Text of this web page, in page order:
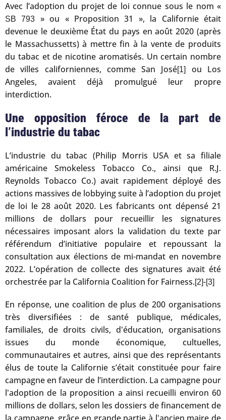
Avec l’adoption du projet de loi connue sous le nom «
SB 793
» ou « Proposition 31 », la Californie était
devenue le deuxième État du pays en août 2020 (après
le Massachussetts) à mettre fin à la vente de produits
du tabac et de nicotine aromatisés. Un certain nombre
de villes californiennes, comme San José[1]
ou Los
Angeles, avaient déjà promulgué leur propre
interdiction.
Une opposition féroce de la part de
l’industrie du tabac
L’industrie du tabac (Philip Morris USA et sa filiale
américaine Smokeless Tobacco Co., ainsi que R.J.
Reynolds Tobacco Co.) avait rapidement déployé des
actions massives de lobbying suite à l’adoption du projet
de loi le 28 août 2020. Les fabricants ont dépensé 21
millions de dollars pour recueillir les signatures
nécessaires imposant alors la validation du texte par
référendum d’initiative populaire et repoussant la
consultation aux élections de mi-mandat en novembre
2022. L’opération de collecte des signatures avait été
orchestrée par la California Coalition for Fairness.[2]-[3]
En réponse, une coalition de plus de 200 organisations
très diversifiées : de santé publique, médicales,
familiales, de droits civils, d'éducation, organisations
issues du monde économique, cultuelles,
communautaires et autres, ainsi que des représentants
élus de toute la Californie s’était constituée pour faire
campagne en faveur de l’interdiction. La campagne pour
l'adoption de la proposition a ainsi recueilli environ 60
millions de dollars, selon les dossiers de financement de